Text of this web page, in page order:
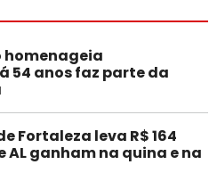
homenageia
54 anos faz parte da
Fortaleza leva R$ 164
AL ganham na quina e na